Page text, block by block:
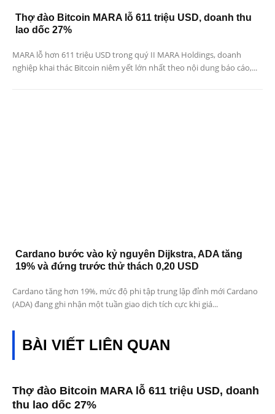
Thợ đào Bitcoin MARA lỗ 611 triệu USD, doanh thu
lao dốc 27%
MARA lỗ hơn 611 triệu USD trong quý II MARA Holdings, doanh
nghiệp khai thác Bitcoin niêm yết lớn nhất theo nội dung báo cáo,...
Cardano bước vào kỷ nguyên Dijkstra, ADA tăng
19% và đứng trước thử thách 0,20 USD
Cardano tăng hơn 19%, mức độ phi tập trung lập đỉnh mới Cardano
(ADA) đang ghi nhận một tuần giao dịch tích cực khi giá...
BÀI VIẾT LIÊN QUAN
Thợ đào Bitcoin MARA lỗ 611 triệu USD, doanh
thu lao dốc 27%